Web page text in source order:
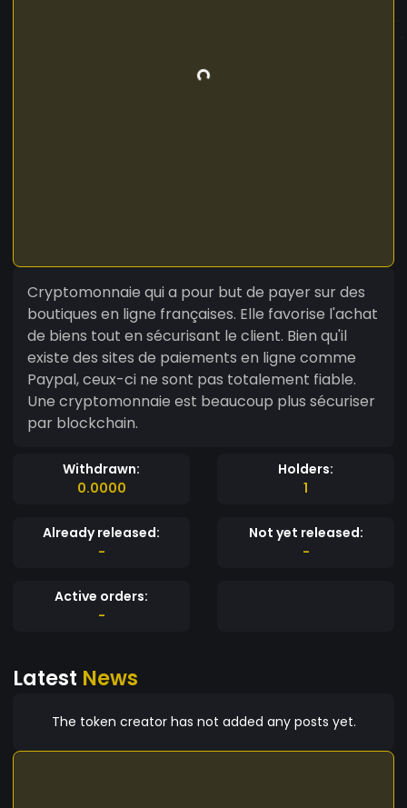
Cryptomonnaie qui a pour but de payer sur des
boutiques en ligne françaises. Elle favorise l'achat
de biens tout en sécurisant le client. Bien qu'il
existe des sites de paiements en ligne comme
Paypal, ceux-ci ne sont pas totalement fiable.
Une cryptomonnaie est beaucoup plus sécuriser
par blockchain.
Withdrawn:
0.0000
Holders:
1
Already released:
-
Not yet released:
-
Active orders:
-
Latest News
The token creator has not added any posts yet.